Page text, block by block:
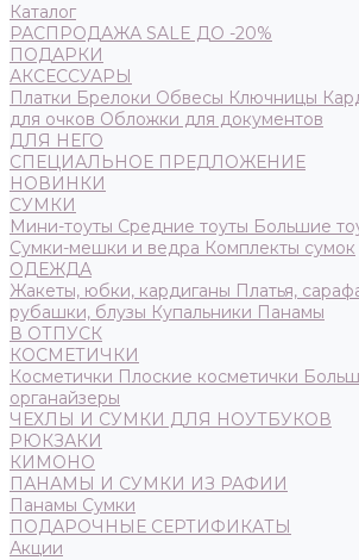
Каталог
РАСПРОДАЖА SALE ДО -20%
ПОДАРКИ
АКСЕССУАРЫ
Платки Брелоки Обвесы Ключницы
для очков Обложки для документов
ДЛЯ НЕГО
СПЕЦИАЛЬНОЕ ПРЕДЛОЖЕНИЕ
НОВИНКИ
СУМКИ
Мини-тоуты Средние тоуты Большие
Сумки-мешки и ведра Комплекты сумок
ОДЕЖДА
Жакеты, юбки, кардиганы Платья,
рубашки, блузы Купальники Панамы
В ОТПУСК
КОСМЕТИЧКИ
Косметички Плоские косметички
органайзеры
ЧЕХЛЫ И СУМКИ ДЛЯ НОУТБУКОВ
РЮКЗАКИ
КИМОНО
ПАНАМЫ И СУМКИ ИЗ РАФИИ
Панамы Сумки
ПОДАРОЧНЫЕ СЕРТИФИКАТЫ
Акции